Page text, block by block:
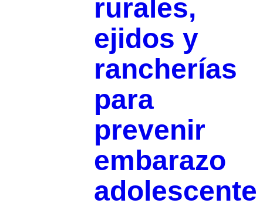
rurales,
ejidos y
rancherías
para
prevenir
embarazo
adolescente